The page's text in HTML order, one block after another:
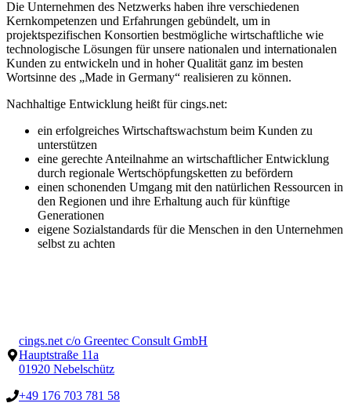
Die Unternehmen des Netzwerks haben ihre verschiedenen
Kernkompetenzen und Erfahrungen gebündelt, um in
projektspezifischen Konsortien bestmögliche wirtschaftliche wie
technologische Lösungen für unsere nationalen und internationalen
Kunden zu entwickeln und in hoher Qualität ganz im besten
Wortsinne des „Made in Germany“ realisieren zu können.
Nachhaltige Entwicklung heißt für cings.net:
ein erfolgreiches Wirtschaftswachstum beim Kunden zu
unterstützen
eine gerechte Anteilnahme an wirtschaftlicher Entwicklung
durch regionale Wertschöpfungsketten zu befördern
einen schonenden Umgang mit den natürlichen Ressourcen in
den Regionen und ihre Erhaltung auch für künftige
Generationen
eigene Sozialstandards für die Menschen in den Unternehmen
selbst zu achten
cings.net c/o Greentec Consult GmbH
Hauptstraße 11a
01920 Nebelschütz
+49 176 703 781 58